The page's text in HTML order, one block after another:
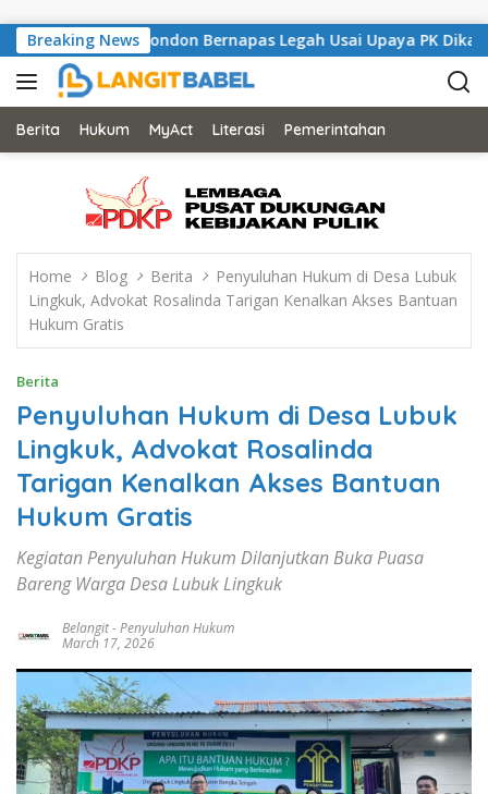
Breaking News
Asal London Bernapas Legah Usai Upaya PK Dikabulkan
Berita Hukum MyAct Literasi Pemerintahan
Home Blog Berita
Penyuluhan Hukum di Desa Lubuk
Lingkuk, Advokat Rosalinda Tarigan Kenalkan Akses Bantuan
Hukum Gratis
Berita
Penyuluhan Hukum di Desa Lubuk
Lingkuk, Advokat Rosalinda
Tarigan Kenalkan Akses Bantuan
Hukum Gratis
Kegiatan Penyuluhan Hukum Dilanjutkan Buka Puasa
Bareng Warga Desa Lubuk Lingkuk
Belangit-Penyuluhan Hukum
March 17, 2026